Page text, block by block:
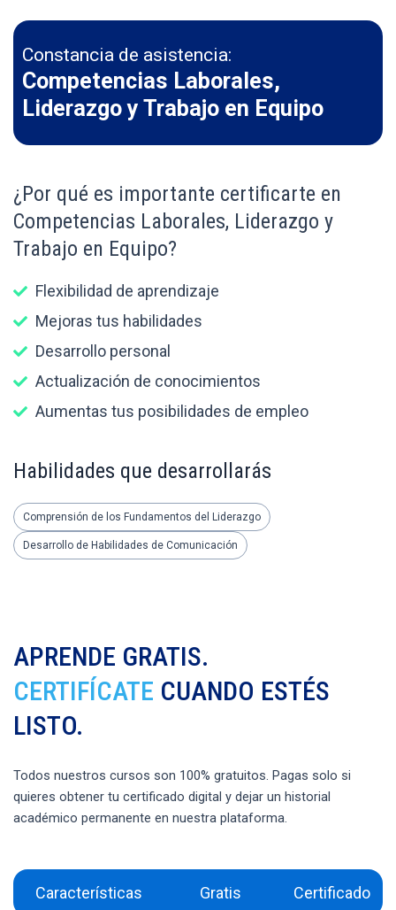
Constancia de asistencia:
Competencias Laborales,
Liderazgo y Trabajo en Equipo
¿Por qué es importante certificarte en
Competencias Laborales, Liderazgo y
Trabajo en Equipo?
Flexibilidad de aprendizaje
Mejoras tus habilidades
Desarrollo personal
Actualización de conocimientos
Aumentas tus posibilidades de empleo
Habilidades que desarrollarás
Comprensión de los Fundamentos del Liderazgo
Desarrollo de Habilidades de Comunicación
APRENDE GRATIS.
CERTIFÍCATE CUANDO ESTÉS
LISTO.
Todos nuestros cursos son 100% gratuitos. Pagas solo si
quieres obtener tu certificado digital y dejar un historial
académico permanente en nuestra plataforma.
Características Gratis Certificado